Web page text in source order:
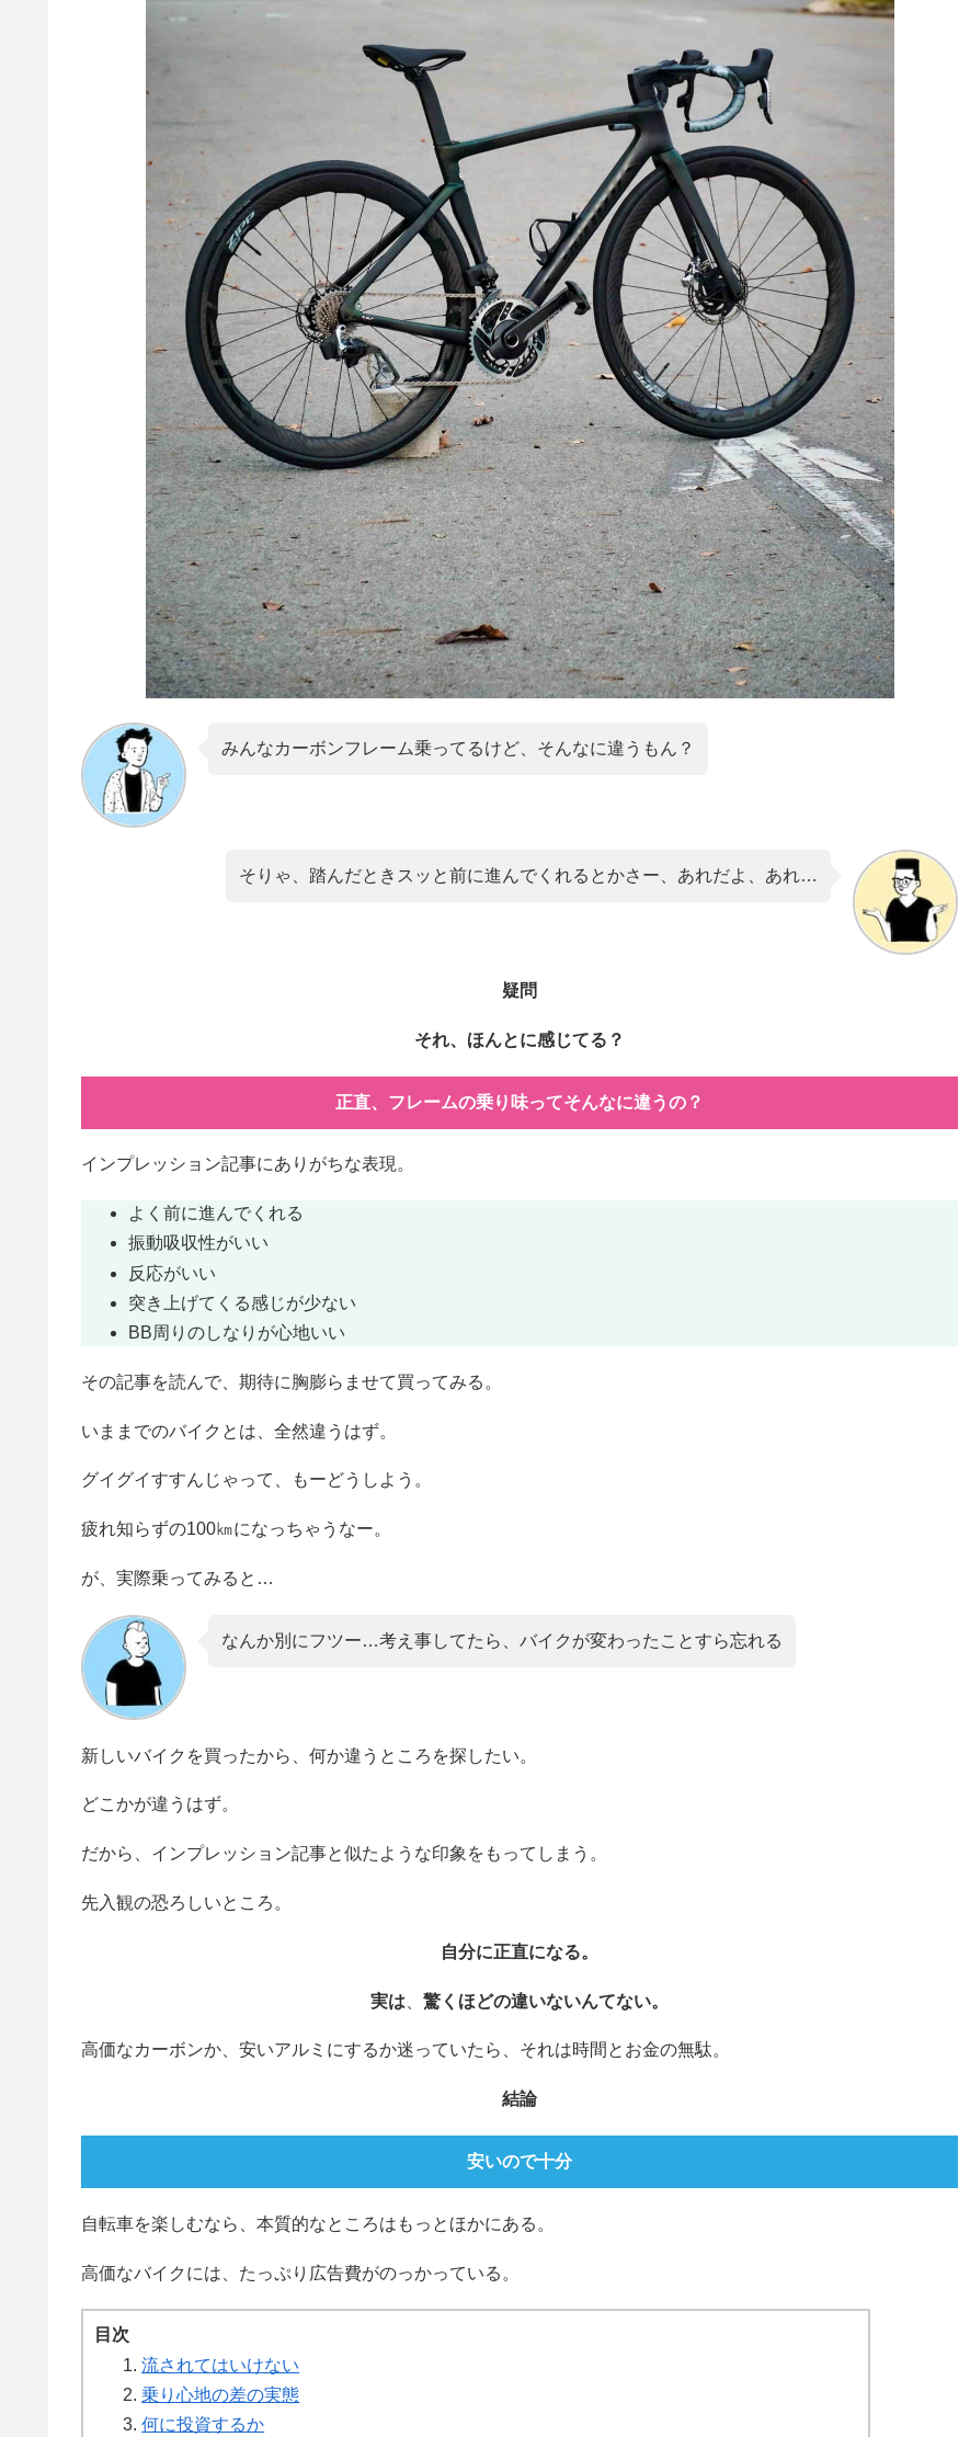
みんなカーボンフレーム乗ってるけど、そんなに違うもん？
そりゃ、踏んだときスッと前に進んでくれるとかさー、あれだよ、あれ…
疑問
それ、ほんとに感じてる？
正直、フレームの乗り味ってそんなに違うの？
インプレッション記事にありがちな表現。
よく前に進んでくれる
振動吸収性がいい
反応がいい
突き上げてくる感じが少ない
BB周りのしなりが心地いい
その記事を読んで、期待に胸膨らませて買ってみる。
いままでのバイクとは、全然違うはず。
グイグイすすんじゃって、もーどうしよう。
疲れ知らずの100㎞になっちゃうなー。
が、実際乗ってみると…
なんか別にフツー…考え事してたら、バイクが変わったことすら忘れる
新しいバイクを買ったから、何か違うところを探したい。
どこかが違うはず。
だから、インプレッション記事と似たような印象をもってしまう。
先入観の恐ろしいところ。
自分に正直になる。
実は 驚くほどの違いないんてない。
高価なカーボンか、安いアルミにするか迷っていたら、それは時間とお金の無駄。
結論
安いので十分
自転車を楽しむなら、本質的なところはもっとほかにある。
高価なバイクには、たっぷり広告費がのっかっている。
目次
流されてはいけない
乗り心地の差の実態
何に投資するか